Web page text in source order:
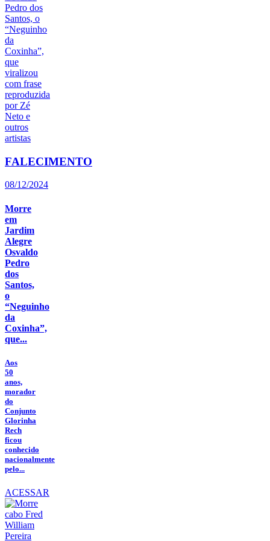
FALECIMENTO
08/12/2024
Morre
em
Jardim
Alegre
Osvaldo
Pedro
dos
Santos,
o
“Neguinho
da
Coxinha”,
que...
Aos
50
anos,
morador
do
Conjunto
Glorinha
Rech
ficou
conhecido
nacionalmente
pelo...
ACESSAR